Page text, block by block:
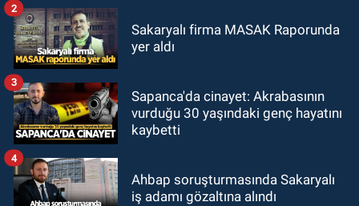
Sakaryalı firma MASAK Raporunda
yer aldı
2
Sapanca'da cinayet: Akrabasının
vurduğu 30 yaşındaki genç hayatını
kaybetti
3
Ahbap soruşturmasında Sakaryalı
iş adamı gözaltına alındı
4